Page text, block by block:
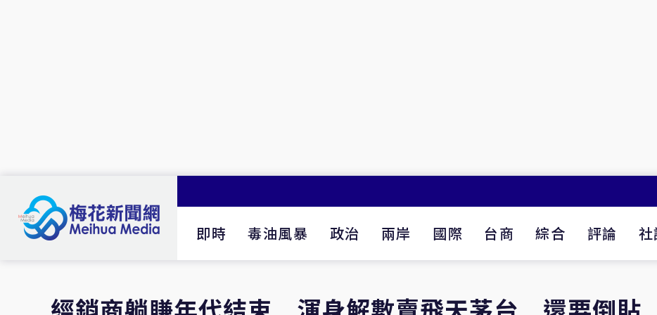
即時 毒油風暴 政治 兩岸 國際 台商 綜合 評論 社